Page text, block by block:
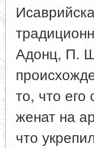
Адонц, П.
то, что
женат на
что